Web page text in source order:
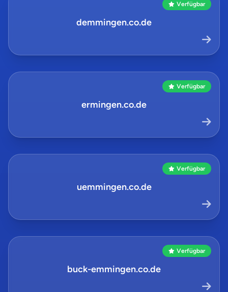
Verfügbar
demmingen.co.de
Verfügbar
ermingen.co.de
Verfügbar
uemmingen.co.de
Verfügbar
buck-emmingen.co.de